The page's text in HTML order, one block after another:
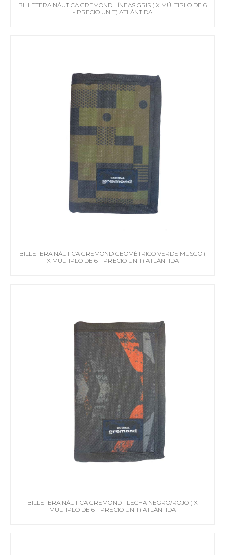
BILLETERA NÁUTICA GREMOND LÍNEAS GRIS ( X MÚLTIPLO DE 6
- PRECIO UNIT) ATLÁNTIDA
BILLETERA NÁUTICA GREMOND GEOMÉTRICO VERDE MUSGO (
X MÚLTIPLO DE 6 - PRECIO UNIT) ATLÁNTIDA
BILLETERA NÁUTICA GREMOND FLECHA NEGRO/ROJO ( X
MÚLTIPLO DE 6 - PRECIO UNIT) ATLÁNTIDA